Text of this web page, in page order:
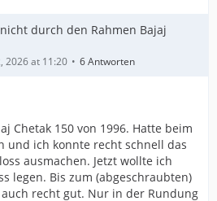
durch den Rahmen Bajaj
2026 at 11:20 6 Antworten
Chetak 150 von 1996. Hatte beim
und ich konnte recht schnell das
ausmachen. Jetzt wollte ich
legen. Bis zum (abgeschraubten)
recht gut. Nur in der Rundung